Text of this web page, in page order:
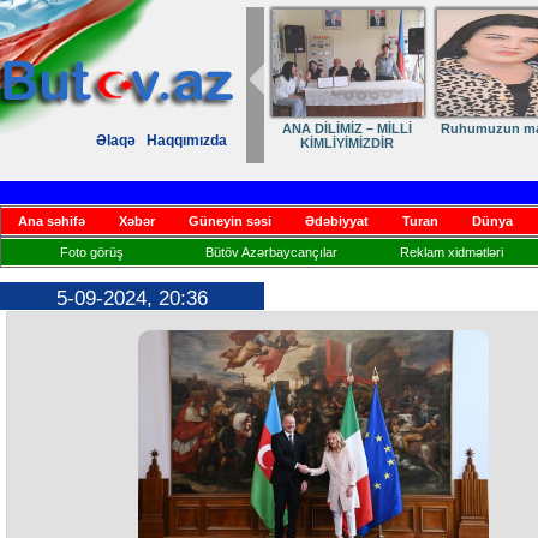
Əlaqə Haqqımızda
ANA DİLİMİZ – MİLLİ
KİMLİYİMİZDİR
Ruhumuzun
Ana səhifə Xəbər Güneyin səsi Ədəbiyyat Turan Dünya
Foto görüş Bütöv Azərbaycançılar Reklam xidmətləri
5-09-2024, 20:36